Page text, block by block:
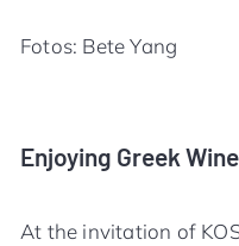
Fotos: Bete Yang
Enjoying Greek
At the invitation of